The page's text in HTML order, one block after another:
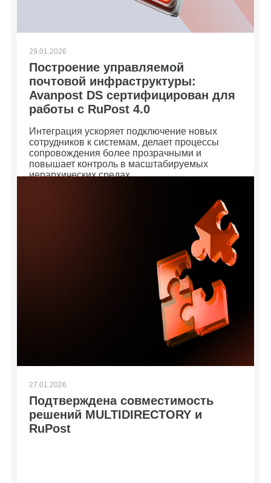
29.01.2026
Построение управляемой
почтовой инфраструктуры:
Avanpost DS сертифицирован для
работы с RuPost 4.0
Интеграция ускоряет подключение новых
сотрудников к системам, делает процессы
сопровождения более прозрачными и
повышает контроль в масштабируемых
иерархических средах.
27.01.2026
Подтверждена совместимость
решений MULTIDIRECTORY и
RuPost